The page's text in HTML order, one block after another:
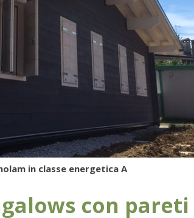
in classe energetica A
con